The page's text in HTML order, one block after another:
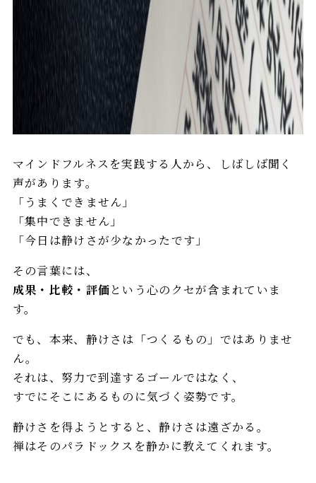
マインドフルネスを実践する人から、しばしば聞く
声があります。
「うまくできません」
「集中できません」
「今日は静けさが少なかったです」
その言葉には、
成果・比較・評価という心のクセが含まれていま
す。
でも、本来、静けさは「つくるもの」ではありませ
ん。
それは、努力で到達するゴールではなく、
すでにそこにあるものに気づく姿勢です。
静けさを得ようとすると、静けさは遠ざかる。
禅はそのパラドックスを静かに教えてくれます。